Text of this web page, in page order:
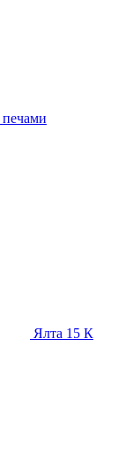
Ялта 15 К